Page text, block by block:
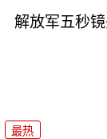
解放军五秒
最热